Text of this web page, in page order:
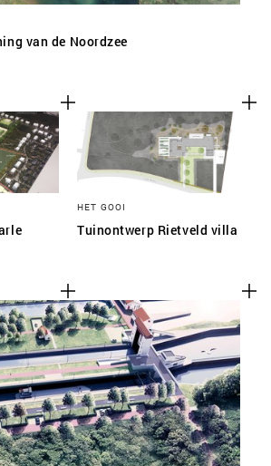
van de Noordzee
HET GOOI
Tuinontwerp Rietveld villa